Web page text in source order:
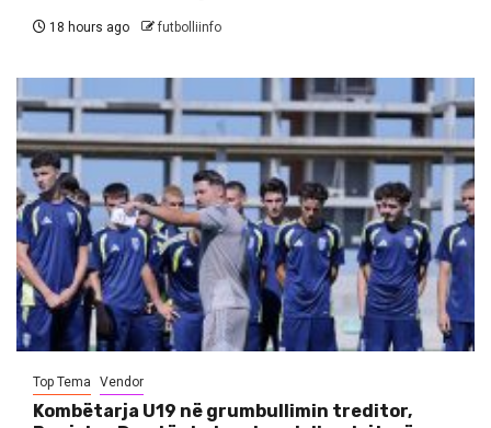
18 hours ago futbolliinfo
Top Tema Vendor
Kombëtarja U19 në grumbullimin treditor,